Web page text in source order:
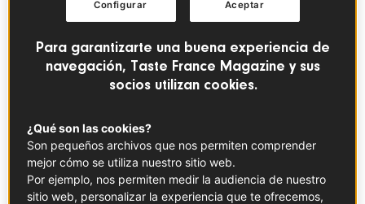
6 consejos para preparar la mejor tortilla francesa
casera
Para garantizarte una buena experiencia de
navegación, Taste France Magazine y sus
socios utilizan cookies.
¿Qué son las cookies?
Son pequeños archivos que nos permiten comprender
mejor cómo se utiliza nuestro sitio web.
Por ejemplo, nos permiten medir la audiencia de nuestro
sitio web, personalizar la experiencia que te ofrecemos,
Aceptar
Configurar